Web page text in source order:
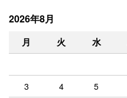
2026年8月
月 火 水
3
4 5